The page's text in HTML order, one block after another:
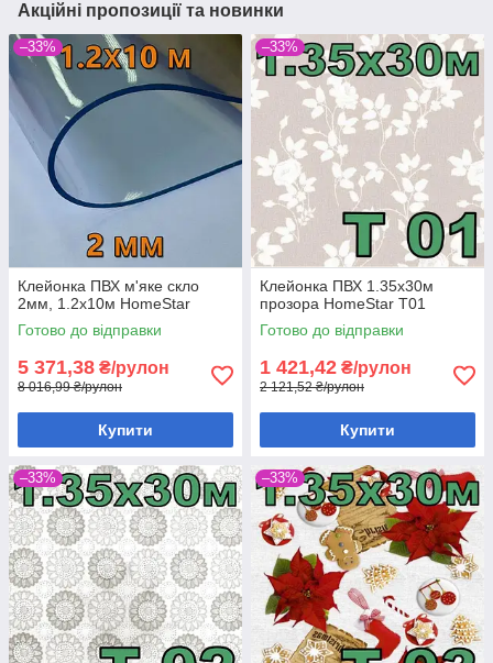
Акційні пропозиції та новинки
–33%
Клейонка ПВХ м'яке скло
2мм, 1.2х10м HomeStar
Готово до відправки
5 371,38 ₴/рулон
8 016,99 ₴/рулон
Купити
–33%
Клейонка ПВХ 1.35х30м
прозора HomeStar T01
Готово до відправки
1 421,42 ₴/рулон
2 121,52 ₴/рулон
Купити
–33% –33%